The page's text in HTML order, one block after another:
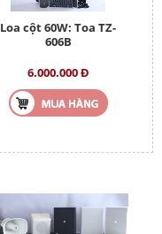
Loa cột 60W: Toa TZ-
606B
6.000.000 Đ